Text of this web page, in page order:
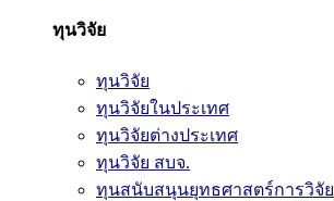
ทุนวิจัย
ทุนวิจัย
ทุนวิจัยในประเทศ
ทุนวิจัยต่างประเทศ
ทุนวิจัย สบจ.
ทุนสนับสนุนยุทธศาสตร์การวิจัย